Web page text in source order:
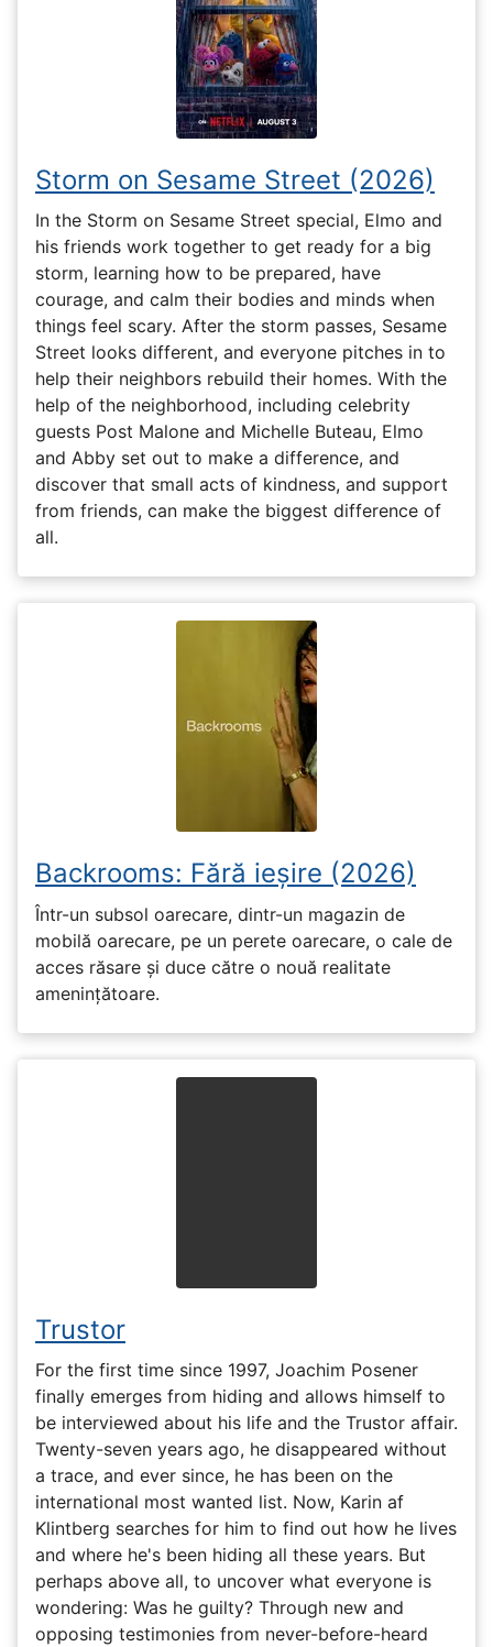
Storm on Sesame Street (2026)
In the Storm on Sesame Street special, Elmo and
his friends work together to get ready for a big
storm, learning how to be prepared, have
courage, and calm their bodies and minds when
things feel scary. After the storm passes, Sesame
Street looks different, and everyone pitches in to
help their neighbors rebuild their homes. With the
help of the neighborhood, including celebrity
guests Post Malone and Michelle Buteau, Elmo
and Abby set out to make a difference, and
discover that small acts of kindness, and support
from friends, can make the biggest difference of
all.
Backrooms: Fără ieșire (2026)
Într-un subsol oarecare, dintr-un magazin de
mobilă oarecare, pe un perete oarecare, o cale de
acces răsare și duce către o nouă realitate
amenințătoare.
Trustor
For the first time since 1997, Joachim Posener
finally emerges from hiding and allows himself to
be interviewed about his life and the Trustor affair.
Twenty-seven years ago, he disappeared without
a trace, and ever since, he has been on the
international most wanted list. Now, Karin af
Klintberg searches for him to find out how he lives
and where he's been hiding all these years. But
perhaps above all, to uncover what everyone is
wondering: Was he guilty? Through new and
opposing testimonies from never-before-heard